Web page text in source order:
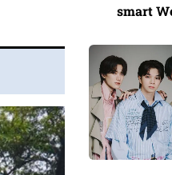
smart